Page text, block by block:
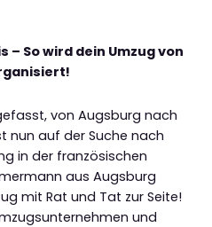
– So wird dein Umzug von
von Augsburg nach
nun auf der Suche nach
in der französischen
aus Augsburg
mit Rat und Tat zur Seite!
und